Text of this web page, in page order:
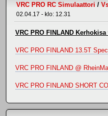
VRC PRO RC Simulaattori /
02.04.17 - klo: 12.31
VRC PRO FINLAND
VRC PRO FINLAND 13.5T
VRC PRO FINLAND @
VRC PRO FINLAND SHORT